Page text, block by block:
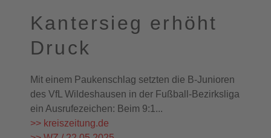
Kantersieg erhöht
Druck
Mit einem Paukenschlag setzten die B-Junioren
des VfL Wildeshausen in der Fußball-Bezirksliga
ein Ausrufezeichen: Beim 9:1...
>> kreiszeitung.de